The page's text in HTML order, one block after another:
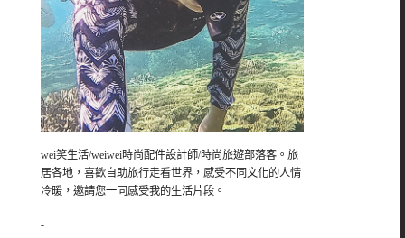
wei笑生活/weiwei時尚配件設計師/時尚旅遊部落客。旅
居各地，喜歡自助旅行走看世界，感受不同文化的人情
冷暖，邀請您一同感受我的生活片段。
-